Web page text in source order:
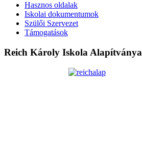
Hasznos oldalak
Iskolai dokumentumok
Szülői Szervezet
Támogatások
Reich Károly Iskola Alapítványa